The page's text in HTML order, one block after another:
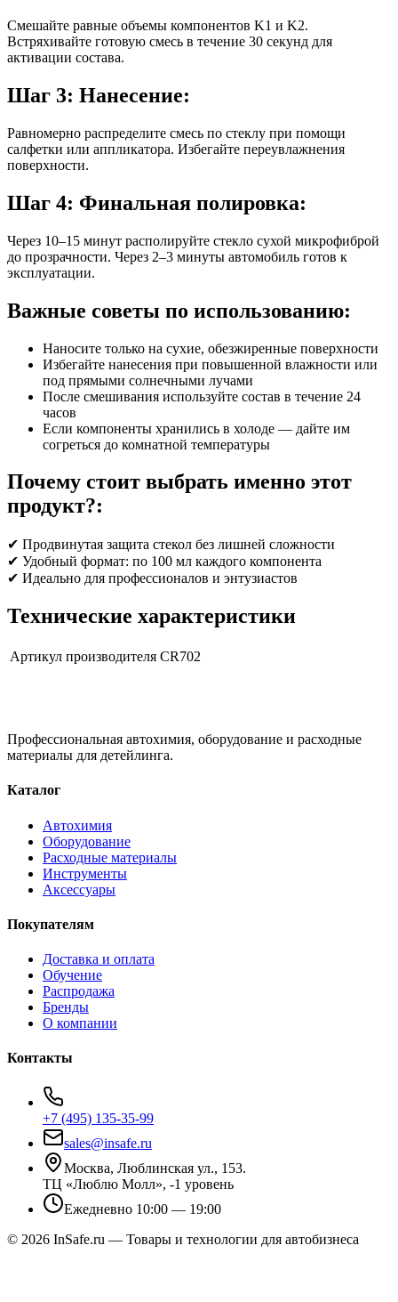
Смешайте равные объемы компонентов K1 и K2.
Встряхивайте готовую смесь в течение 30 секунд для
активации состава.
Шаг 3: Нанесение:
Равномерно распределите смесь по стеклу при помощи
салфетки или аппликатора. Избегайте переувлажнения
поверхности.
Шаг 4: Финальная полировка:
Через 10–15 минут располируйте стекло сухой микрофиброй
до прозрачности. Через 2–3 минуты автомобиль готов к
эксплуатации.
Важные советы по использованию:
Наносите только на сухие, обезжиренные поверхности
Избегайте нанесения при повышенной влажности или
под прямыми солнечными лучами
После смешивания используйте состав в течение 24
часов
Если компоненты хранились в холоде — дайте им
согреться до комнатной температуры
Почему стоит выбрать именно этот
продукт?:
✔ Продвинутая защита стекол без лишней сложности
✔ Удобный формат: по 100 мл каждого компонента
✔ Идеально для профессионалов и энтузиастов
Технические характеристики
Артикул производителя CR702
Профессиональная автохимия, оборудование и расходные
материалы для детейлинга.
Каталог
Автохимия
Оборудование
Расходные материалы
Инструменты
Аксессуары
Покупателям
Доставка и оплата
Обучение
Распродажа
Бренды
О компании
Контакты
+7 (495) 135-35-99
sales@insafe.ru
Москва, Люблинская ул., 153.
ТЦ «Люблю Молл», -1 уровень
Ежедневно 10:00 — 19:00
© 2026 InSafe.ru — Товары и технологии для автобизнеса